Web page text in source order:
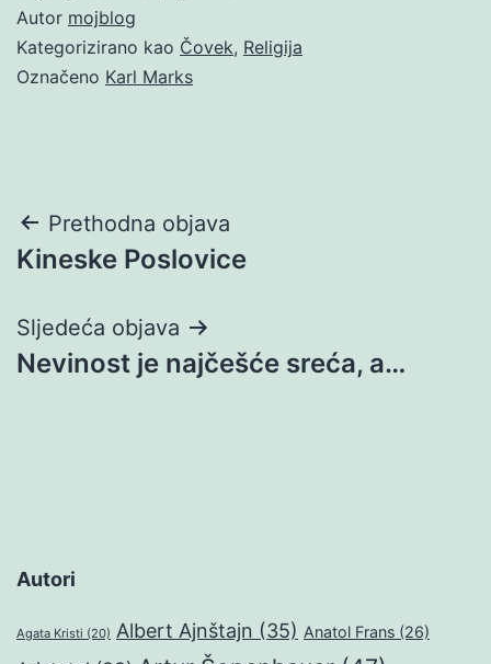
Autor mojblog
Kategorizirano kao Čovek, Religija
Označeno Karl Marks
Navigacija
objava
Prethodna objava
Kineske Poslovice
Sljedeća objava
Nevinost je najčešće sreća, a…
Autori
Agata Kristi (20) Albert Ajnštajn (35) Anatol Frans (26)